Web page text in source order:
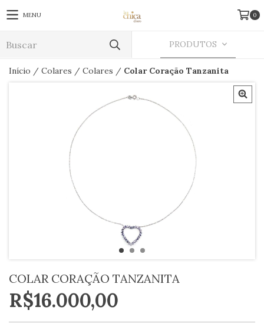
MENU 0
PRODUTOS
Início / Colares / Colares / Colar Coração Tanzanita
COLAR CORAÇÃO TANZANITA
R$16.000,00